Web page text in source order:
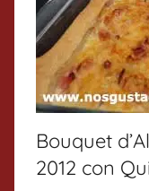
Bouquet
2012 con